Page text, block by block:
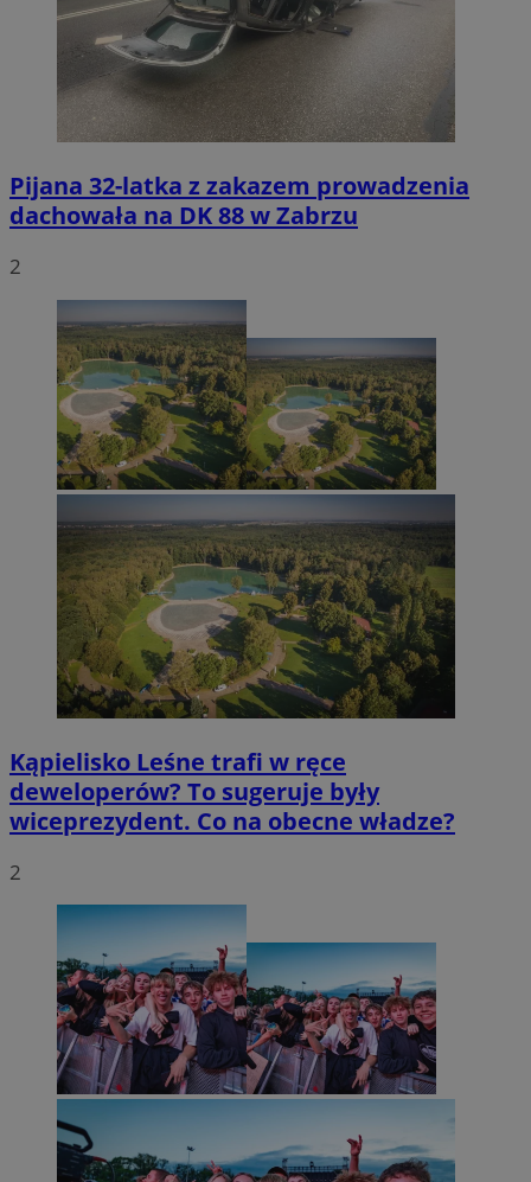
Pijana 32-latka z zakazem prowadzenia
dachowała na DK 88 w Zabrzu
2
Kąpielisko Leśne trafi w ręce
deweloperów? To sugeruje były
wiceprezydent. Co na obecne władze?
2